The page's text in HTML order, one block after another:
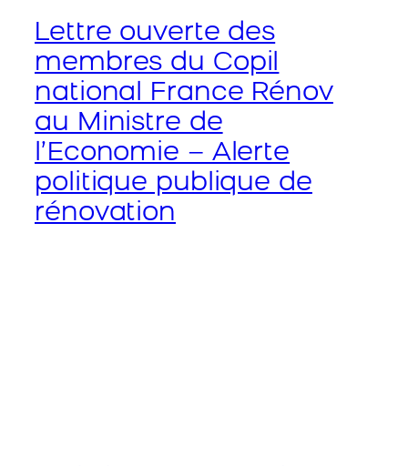
Lettre ouverte des
membres du Copil
national France Rénov
au Ministre de
l’Economie – Alerte
politique publique de
rénovation